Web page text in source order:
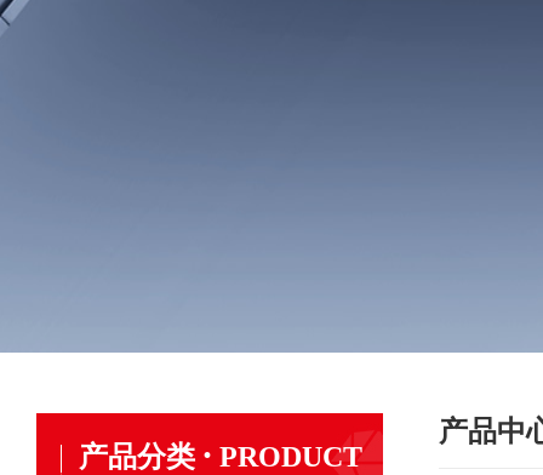
产品分类 · PRODUCT
产品中